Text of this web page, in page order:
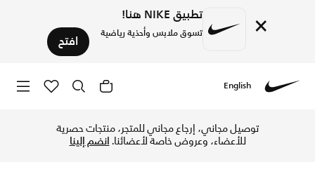
× تطبيق NIKE هنا!
تسوق ملابس وأحذية رياضية افتح
English
توصيل مجاني، إرجاع مجاني للمتجر، منتجات حصرية
للأعضاء، وعروض خاصة لأعضائنا.انضم إلينا